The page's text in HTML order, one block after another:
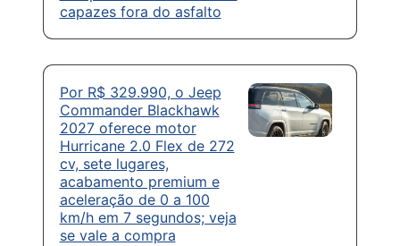
capazes fora do asfalto
Por R$ 329.990, o Jeep
Commander Blackhawk
2027 oferece motor
Hurricane 2.0 Flex de 272
cv, sete lugares,
acabamento premium e
aceleração de 0 a 100
km/h em 7 segundos; veja
se vale a compra